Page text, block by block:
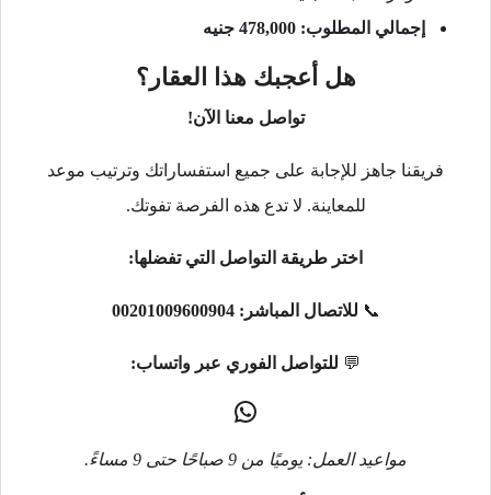
إجمالي المطلوب: 478,000 جنيه
هل أعجبك هذا العقار؟
تواصل معنا الآن!
فريقنا جاهز للإجابة على جميع استفساراتك وترتيب موعد
للمعاينة. لا تدع هذه الفرصة تفوتك.
اختر طريقة التواصل التي تفضلها:
📞 للاتصال المباشر: 00201009600904
💬 للتواصل الفوري عبر واتساب:
مواعيد العمل: يوميًا من 9 صباحًا حتى 9 مساءً.